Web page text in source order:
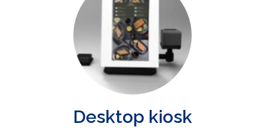
Desktop kiosk